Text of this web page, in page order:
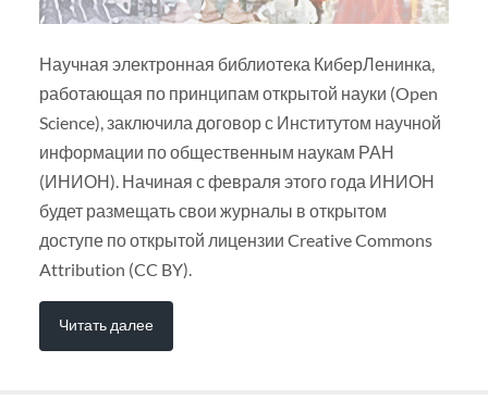
Научная электронная библиотека КиберЛенинка,
работающая по принципам открытой науки (Open
Science), заключила договор с Институтом научной
информации по общественным наукам РАН
(ИНИОН). Начиная с февраля этого года ИНИОН
будет размещать свои журналы в открытом
доступе по открытой лицензии Creative Commons
Attribution (CC BY).
Читать далее